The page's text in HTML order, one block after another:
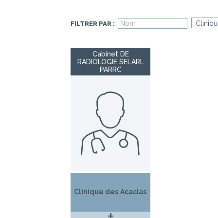
FILTRER PAR :
Cabinet DE
RADIOLOGIE SELARL
PARRC
Clinique des Acacias